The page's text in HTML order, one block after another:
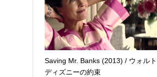
Saving Mr. Banks (2013) / ウォルト
ディズニーの約束